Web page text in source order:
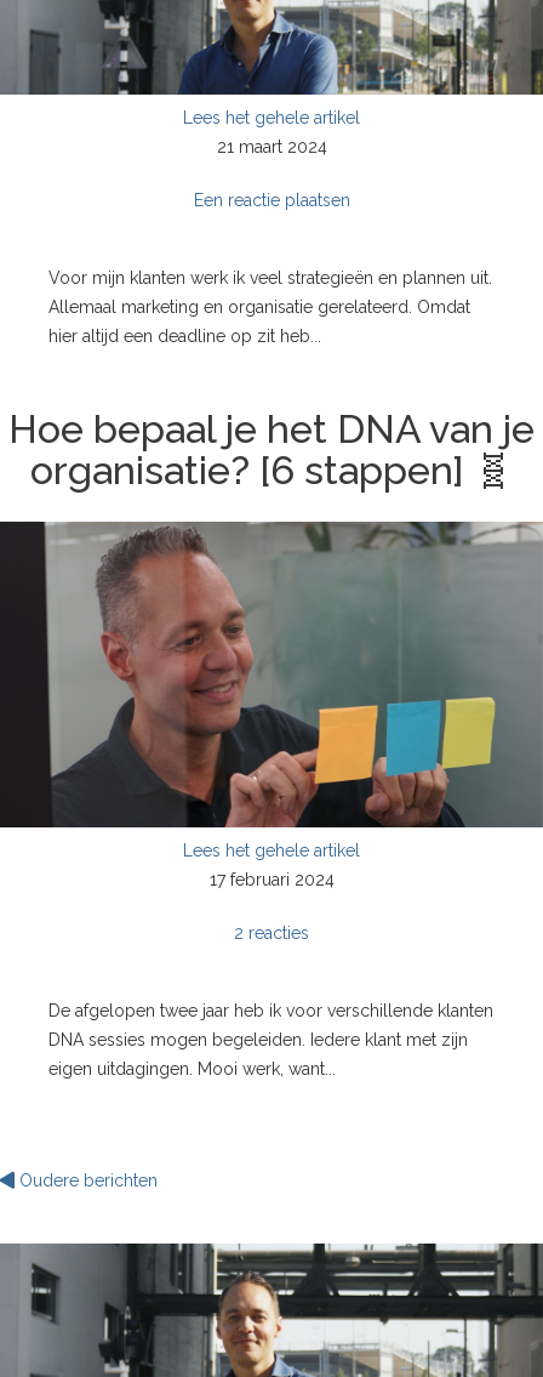
Lees het gehele artikel
21 maart 2024
Een reactie plaatsen
Voor mijn klanten werk ik veel strategieën en plannen uit.
Allemaal marketing en organisatie gerelateerd. Omdat
hier altijd een deadline op zit heb...
Hoe bepaal je het DNA van je
organisatie? [6 stappen] 🧬
Lees het gehele artikel
17 februari 2024
2 reacties
De afgelopen twee jaar heb ik voor verschillende klanten
DNA sessies mogen begeleiden. Iedere klant met zijn
eigen uitdagingen. Mooi werk, want...
Oudere berichten